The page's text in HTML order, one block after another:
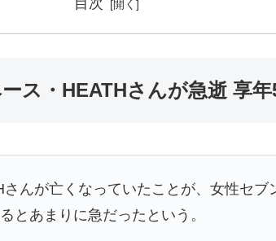
ス・HEATHさんが急逝 享
んが亡くなっていたことが、女性セブ
とあまりに急だったという。